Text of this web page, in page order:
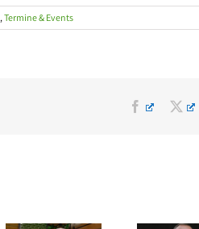
,Termine & Events
Facebook
X